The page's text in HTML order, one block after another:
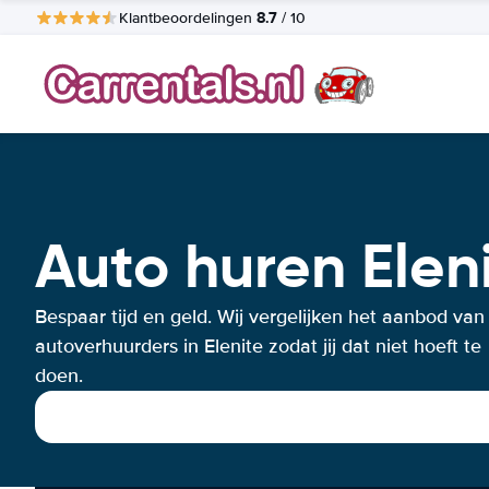
Klantbeoordelingen 8.7 / 10
Auto huren
Bespaar tijd en geld. Wij vergelijken het aanbod van
autoverhuurders in Elenite zodat jij dat niet hoeft te
doen.